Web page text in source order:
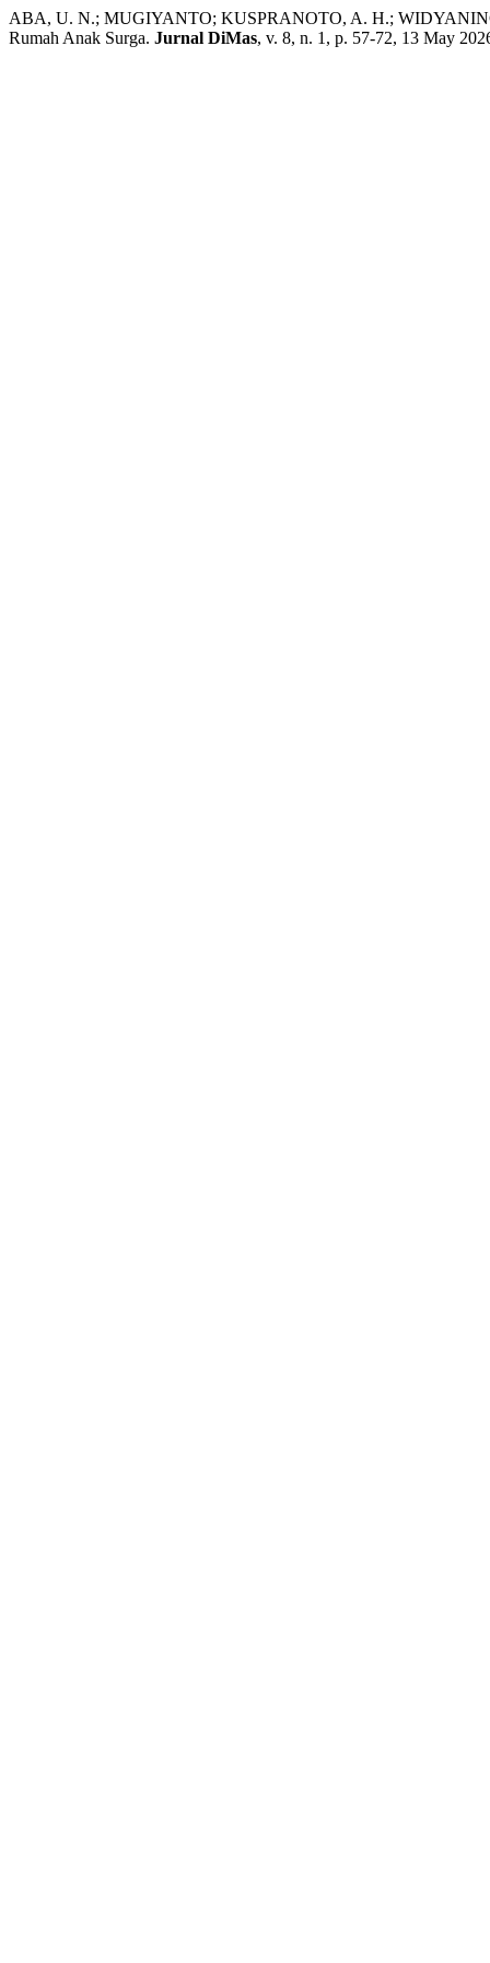
ABA, U. N.; MUGIYANTO; KUSPRANOTO, A. H.;
Rumah Anak Surga. Jurnal DiMas, v. 8, n. 1, p. 57-72, 13 May